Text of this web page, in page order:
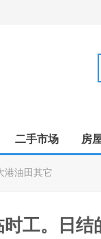
二手市场 房
港油田其它
工。日结